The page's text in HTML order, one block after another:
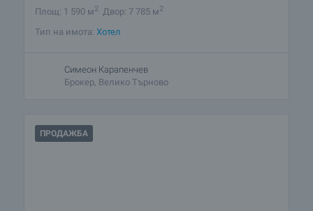
Площ: 1 590 м2 Двор: 7 785 м2
Тип на имота: Хотел
Симеон Карапенчев
Брокер, Велико Търново
ПРОДАЖБА